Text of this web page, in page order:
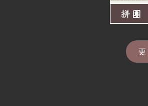
拼團